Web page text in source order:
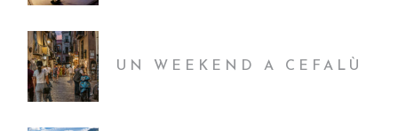
UN WEEKEND A CEFALÙ